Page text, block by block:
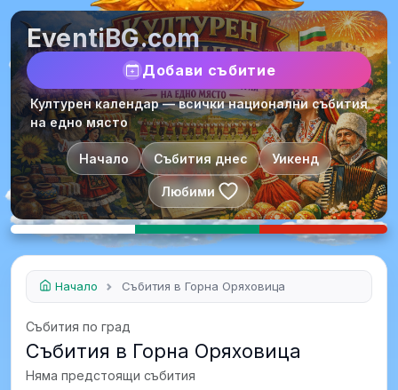
EventiBG.com
Добави събитие
Културен календар — всички национални събития
на едно място
Начало Събития днес Уикенд
Любими
Начало Събития в Горна Оряховица
Събития по град
Събития в Горна Оряховица
Няма предстоящи събития